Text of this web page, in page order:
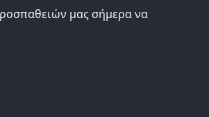
μας σήμερα να